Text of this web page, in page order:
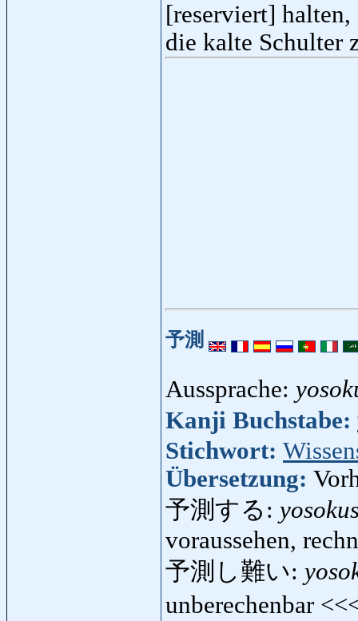
[reserviert]
die kalte Schulter
予測
Aussprache:
Kanji Buchstabe:
Stichwort:
Übersetzung:
予測する:
voraussehen,
予測し難い:
unberechenbar